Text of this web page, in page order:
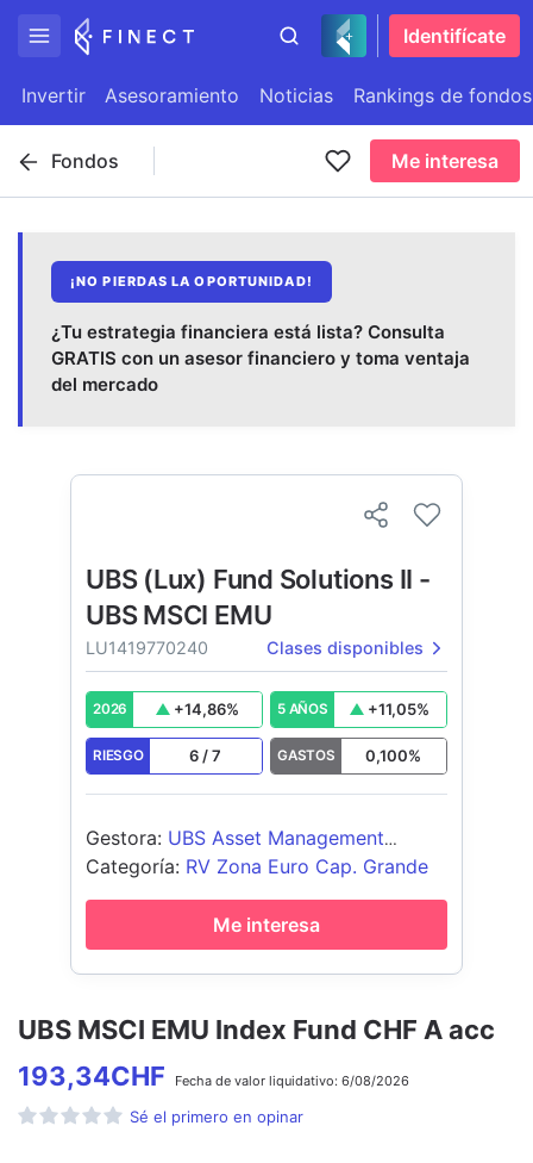
Identifícate
Invertir Asesoramiento Noticias Rankings de fondos
Fondos Me interesa
¡NO PIERDAS LA OPORTUNIDAD!
¿Tu estrategia financiera está lista? Consulta
GRATIS con un asesor financiero y toma ventaja
del mercado
UBS MSCI EMU Index Fund CHF A acc
193,34CHF Fecha de valor liquidativo: 6/08/2026
Sé el primero en opinar
UBS (Lux) Fund Solutions II -
UBS MSCI EMU
LU1419770240 Clases disponibles
2026 +14,86% 5 AÑOS +11,05%
RIESGO 6 /7 GASTOS 0,100%
Gestora: UBS Asset Management
(Europe) S.A.
Categoría: RV Zona Euro Cap. Grande
Me interesa